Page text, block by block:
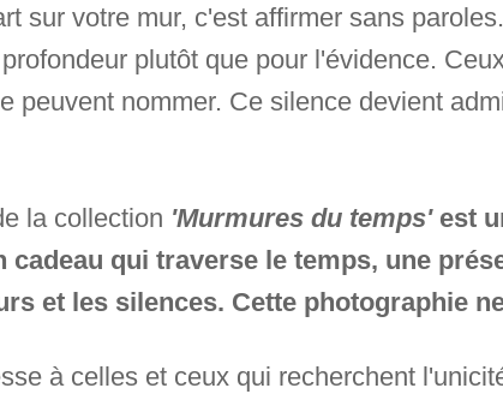
sur votre mur, c'est affirmer sans
plutôt que pour l'évidence.
peuvent nommer. Ce silence devient
la collection 'Murmures du temps'est
cadeau qui traverse le temps, une
et les silences. Cette photographie
à celles et ceux qui recherchent